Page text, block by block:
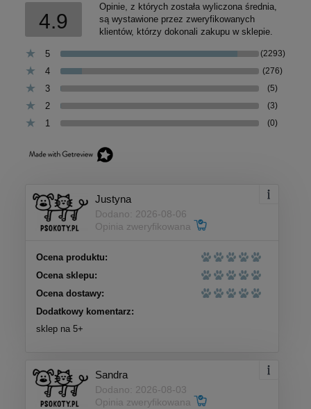
4.9
Opinie, z których została wyliczona średnia,
są wystawione przez zweryfikowanych
klientów, którzy dokonali zakupu w sklepie.
5 (2293)
4 (276)
3 (5)
2 (3)
1 (0)
Justyna
Dodano: 2026-08-06
Opinia zweryfikowana
Ocena produktu:
Ocena sklepu:
Ocena dostawy:
Dodatkowy komentarz:
sklep na 5+
Sandra
Dodano: 2026-08-03
Opinia zweryfikowana